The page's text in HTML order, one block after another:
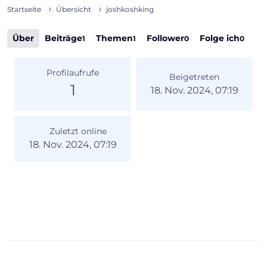
Startseite Übersicht joshkoshking
Über Beiträge1 Themen1 Follower0 Folge ich0
Profilaufrufe
1
Beigetreten
18. Nov. 2024, 07:19
Zuletzt online
18. Nov. 2024, 07:19